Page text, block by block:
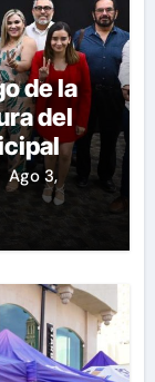
de la
del
Ago 3,